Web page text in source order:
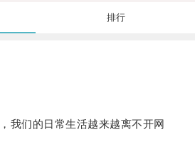
排行
们的日常生活越来越离不开网